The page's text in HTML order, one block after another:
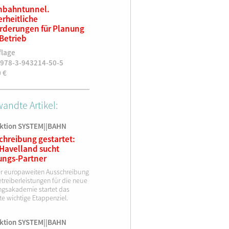
für Planung
3-943214-50-5
€
Artikel:
SYSTEM||BAHN
gestartet:
sucht
Partner
europaweiten Ausschreibung
für die neue
startet das
wichtige Etappenziel.
SYSTEM||BAHN